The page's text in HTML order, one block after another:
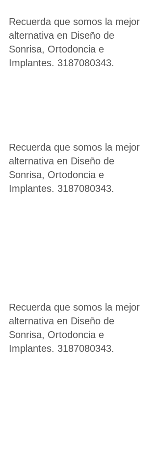
Recuerda que somos la mejor
alternativa en Diseño de
Sonrisa, Ortodoncia e
Implantes. 3187080343.
Recuerda que somos la mejor
alternativa en Diseño de
Sonrisa, Ortodoncia e
Implantes. 3187080343.
Recuerda que somos la mejor
alternativa en Diseño de
Sonrisa, Ortodoncia e
Implantes. 3187080343.